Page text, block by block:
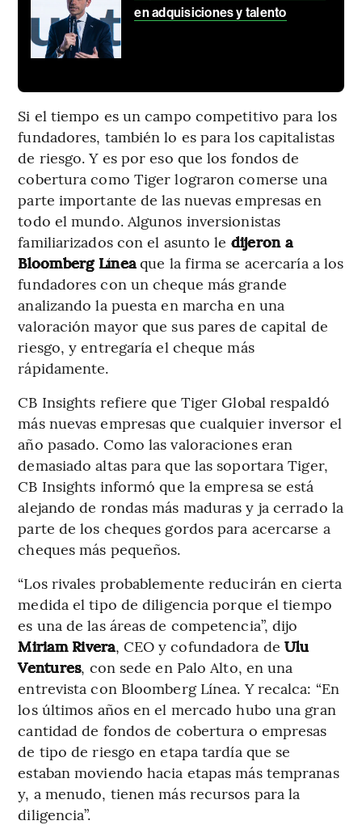
en adquisiciones y talento
Si el tiempo es un campo competitivo para los
fundadores, también lo es para los capitalistas
de riesgo. Y es por eso que los fondos de
cobertura como Tiger lograron comerse una
parte importante de las nuevas empresas en
todo el mundo. Algunos inversionistas
familiarizados con el asunto le dijeron a
Bloomberg Líneaque la firma se acercaría a los
fundadores con un cheque más grande
analizando la puesta en marcha en una
valoración mayor que sus pares de capital de
riesgo, y entregaría el cheque más
rápidamente.
CB Insights refiere que Tiger Global respaldó
más nuevas empresas que cualquier inversor el
año pasado. Como las valoraciones eran
demasiado altas para que las soportara Tiger,
CB Insights informó que la empresa se está
alejando de rondas más maduras y ja cerrado la
parte de los cheques gordos para acercarse a
cheques más pequeños.
“Los rivales probablemente reducirán en cierta
medida el tipo de diligencia porque el tiempo
es una de las áreas de competencia”, dijo
Miriam Rivera, CEO y cofundadora de Ulu
Ventures, con sede en Palo Alto, en una
entrevista con Bloomberg Línea. Y recalca: “En
los últimos años en el mercado hubo una gran
cantidad de fondos de cobertura o empresas
de tipo de riesgo en etapa tardía que se
estaban moviendo hacia etapas más tempranas
y, a menudo, tienen más recursos para la
diligencia”.